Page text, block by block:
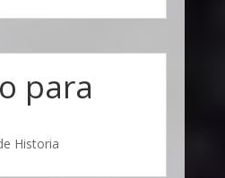
para
Historia